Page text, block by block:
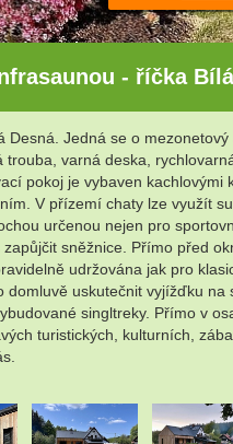
- říčka
Jedná se o
varná deska,
pokoj je vybaven
V přízemí chaty lze využít
určenou nejen pro
sněžnice. Přímo před
udržována jak pro
uskutečnit vyjížďku
singltreky. Přímo v
turistických, kulturních,